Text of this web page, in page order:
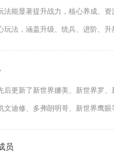
法能显著提升战力，核心养成、
玩法，涵盖升级、统兵、进阶、升
后更新了新世界娜美、新世界罗
文迪修、多弗朗明哥、新世界鹰眼
员